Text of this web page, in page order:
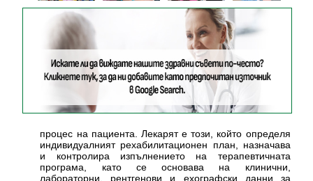
процес на пациента. Лекарят е този, който определя
индивидуалният рехабилитационен план, назначава
и контролира изпълнението на терапевтичната
програма, като се основава на клинични,
лабораторни, рентгенови и ехографски данни за